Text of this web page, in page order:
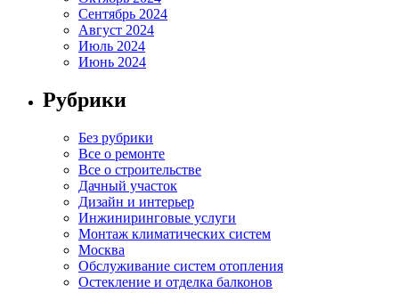
Сентябрь 2024
Август 2024
Июль 2024
Июнь 2024
Рубрики
Без рубрики
Все о ремонте
Все о строительстве
Дачный участок
Дизайн и интерьер
Инжиниринговые услуги
Монтаж климатических систем
Москва
Обслуживание систем отопления
Остекление и отделка балконов